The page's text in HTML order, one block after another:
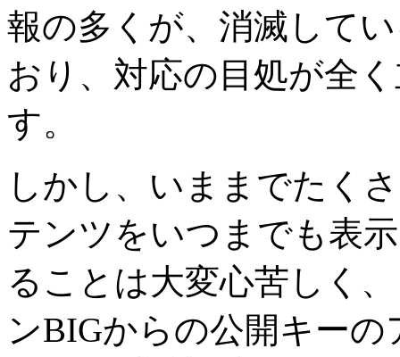
報の多くが、消滅して
おり、対応の目処が全
す。
しかし、いままでたく
テンツをいつまでも表
ることは大変心苦しく
ンBIGからの公開キー